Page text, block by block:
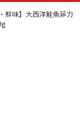
在最方便
法，堅持完美處理魚身
時更加方便料理。